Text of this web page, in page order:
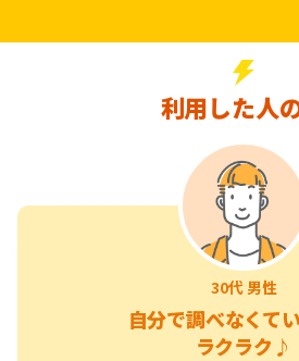
利用した人
自分で調べなくて
ラクラク♪